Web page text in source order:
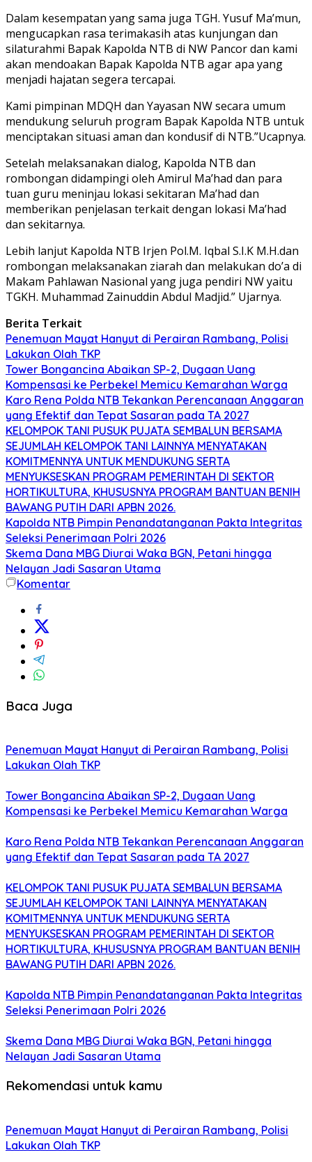
Dalam kesempatan yang sama juga TGH. Yusuf Ma’mun,
mengucapkan rasa terimakasih atas kunjungan dan
silaturahmi Bapak Kapolda NTB di NW Pancor dan kami
akan mendoakan Bapak Kapolda NTB agar apa yang
menjadi hajatan segera tercapai.
Kami pimpinan MDQH dan Yayasan NW secara umum
mendukung seluruh program Bapak Kapolda NTB untuk
menciptakan situasi aman dan kondusif di NTB.”Ucapnya.
Setelah melaksanakan dialog, Kapolda NTB dan
rombongan didampingi oleh Amirul Ma’had dan para
tuan guru meninjau lokasi sekitaran Ma’had dan
memberikan penjelasan terkait dengan lokasi Ma’had
dan sekitarnya.
Lebih lanjut Kapolda NTB Irjen Pol.M. Iqbal S.I.K M.H.dan
rombongan melaksanakan ziarah dan melakukan do’a di
Makam Pahlawan Nasional yang juga pendiri NW yaitu
TGKH. Muhammad Zainuddin Abdul Madjid.” Ujarnya.
Berita Terkait
Penemuan Mayat Hanyut di Perairan Rambang, Polisi
Lakukan Olah TKP
Tower Bongancina Abaikan SP-2, Dugaan Uang
Kompensasi ke Perbekel Memicu Kemarahan Warga
Karo Rena Polda NTB Tekankan Perencanaan Anggaran
yang Efektif dan Tepat Sasaran pada TA 2027
KELOMPOK TANI PUSUK PUJATA SEMBALUN BERSAMA
SEJUMLAH KELOMPOK TANI LAINNYA MENYATAKAN
KOMITMENNYA UNTUK MENDUKUNG SERTA
MENYUKSESKAN PROGRAM PEMERINTAH DI SEKTOR
HORTIKULTURA, KHUSUSNYA PROGRAM BANTUAN BENIH
BAWANG PUTIH DARI APBN 2026.
Kapolda NTB Pimpin Penandatanganan Pakta Integritas
Seleksi Penerimaan Polri 2026
Skema Dana MBG Diurai Waka BGN, Petani hingga
Nelayan Jadi Sasaran Utama
Komentar
Baca Juga
Penemuan Mayat Hanyut di Perairan Rambang, Polisi
Lakukan Olah TKP
Tower Bongancina Abaikan SP-2, Dugaan Uang
Kompensasi ke Perbekel Memicu Kemarahan Warga
Karo Rena Polda NTB Tekankan Perencanaan Anggaran
yang Efektif dan Tepat Sasaran pada TA 2027
KELOMPOK TANI PUSUK PUJATA SEMBALUN BERSAMA
SEJUMLAH KELOMPOK TANI LAINNYA MENYATAKAN
KOMITMENNYA UNTUK MENDUKUNG SERTA
MENYUKSESKAN PROGRAM PEMERINTAH DI SEKTOR
HORTIKULTURA, KHUSUSNYA PROGRAM BANTUAN BENIH
BAWANG PUTIH DARI APBN 2026.
Kapolda NTB Pimpin Penandatanganan Pakta Integritas
Seleksi Penerimaan Polri 2026
Skema Dana MBG Diurai Waka BGN, Petani hingga
Nelayan Jadi Sasaran Utama
Rekomendasi untuk kamu
Penemuan Mayat Hanyut di Perairan Rambang, Polisi
Lakukan Olah TKP